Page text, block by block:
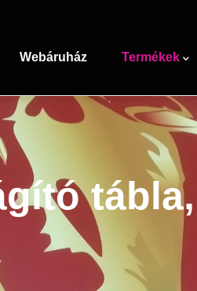
Webáruház Termékek